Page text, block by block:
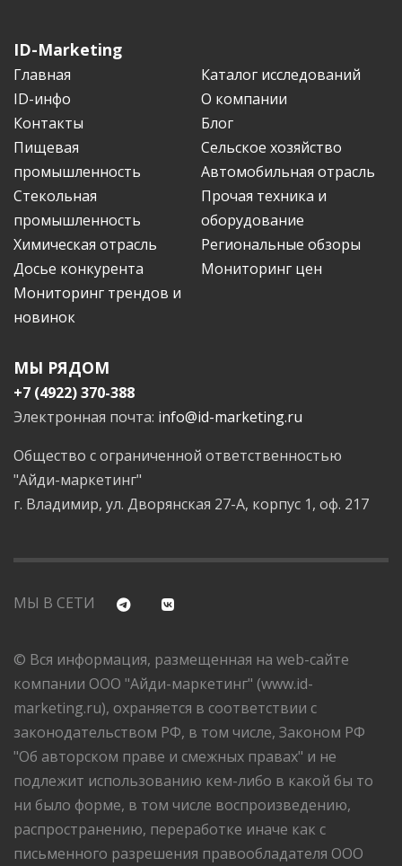
ID-Marketing
Главная
Каталог исследований
ID-инфо
О компании
Контакты
Блог
Пищевая
промышленность
Сельское хозяйство
Автомобильная отрасль
Стекольная
промышленность
Прочая техника и
оборудование
Химическая отрасль
Региональные обзоры
Досье конкурента
Мониторинг цен
Мониторинг трендов и
новинок
МЫ РЯДОМ
+7 (4922) 370-388
Электронная почта: info@id-marketing.ru
Общество с ограниченной ответственностью
"Айди-маркетинг"
г. Владимир, ул. Дворянская 27-А, корпус 1, оф. 217
МЫ В СЕТИ
© Вся информация, размещенная на web-сайте
компании ООО "Айди-маркетинг" (www.id-
marketing.ru), охраняется в соответствии с
законодательством РФ, в том числе, Законом РФ
"Об авторском праве и смежных правах" и не
подлежит использованию кем-либо в какой бы то
ни было форме, в том числе воспроизведению,
распространению, переработке иначе как с
письменного разрешения правообладателя ООО